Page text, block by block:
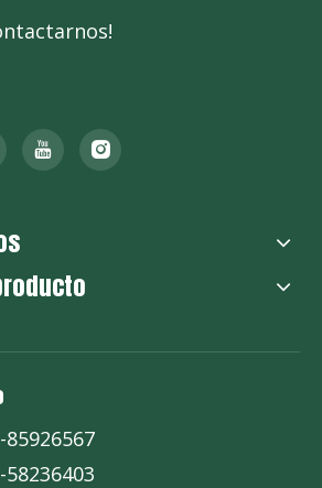
85926567
58236403